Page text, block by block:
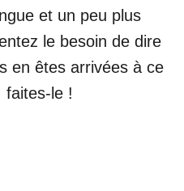
et un peu plus
le besoin de dire
en êtes arrivées à ce
faites-le !